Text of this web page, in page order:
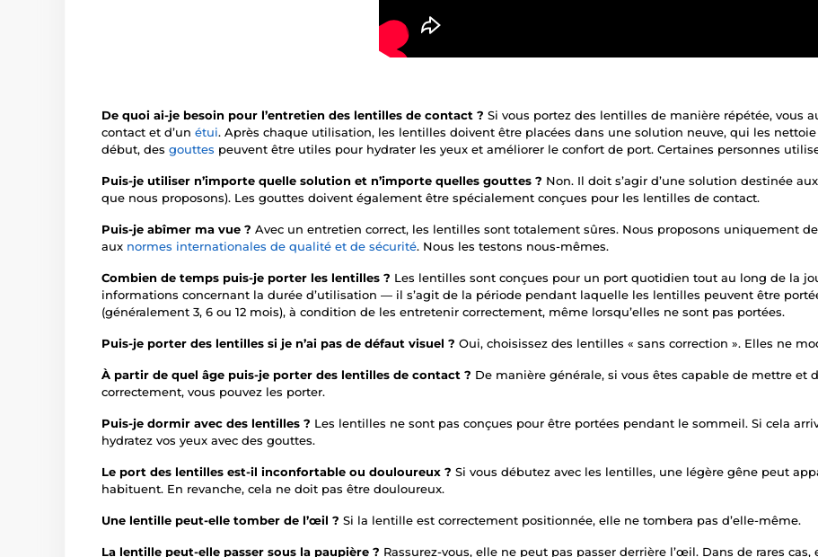
De quoi ai-je besoin pour l’entretien des lentilles de contact ? Si vous portez des lentilles de manière répétée, vous
contact et d’un étui. Après chaque utilisation, les lentilles doivent être placées dans une solution neuve, qui les
début, des gouttes peuvent être utiles pour hydrater les yeux et améliorer le confort de port. Certaines personnes
Puis-je utiliser n’importe quelle solution et n’importe quelles gouttes ? Non. Il doit s’agir d’une solution destinée
que nous proposons). Les gouttes doivent également être spécialement conçues pour les lentilles de contact.
Puis-je abîmer ma vue ? Avec un entretien correct, les lentilles sont totalement sûres. Nous proposons uniquement
aux normes internationales de qualité et de sécurité. Nous les testons nous-mêmes.
Combien de temps puis-je porter les lentilles ? Les lentilles sont conçues pour un port quotidien tout au long de la
informations concernant la durée d’utilisation — il s’agit de la période pendant laquelle les lentilles peuvent être
(généralement 3, 6 ou 12 mois), à condition de les entretenir correctement, même lorsqu’elles ne sont pas portées.
Puis-je porter des lentilles si je n’ai pas de défaut visuel ? Oui, choisissez des lentilles « sans correction ». Elles ne
À partir de quel âge puis-je porter des lentilles de contact ? De manière générale, si vous êtes capable de mettre et
correctement, vous pouvez les porter.
Puis-je dormir avec des lentilles ? Les lentilles ne sont pas conçues pour être portées pendant le sommeil. Si cela
hydratez vos yeux avec des gouttes.
Le port des lentilles est-il inconfortable ou douloureux ? Si vous débutez avec les lentilles, une légère gêne peut
habituent. En revanche, cela ne doit pas être douloureux.
Une lentille peut-elle tomber de l’œil ? Si la lentille est correctement positionnée, elle ne tombera pas d’elle-même.
La lentille peut-elle passer sous la paupière ? Rassurez-vous, elle ne peut pas passer derrière l’œil. Dans de rares